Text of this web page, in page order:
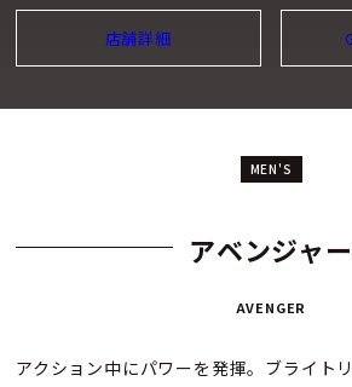
店舗詳細
MEN'S
アベンジャー
AVENGER
アクション中にパワーを発揮。ブライト